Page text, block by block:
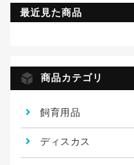
最近見た商品
商品カテゴリ
飼育用品
ディスカス